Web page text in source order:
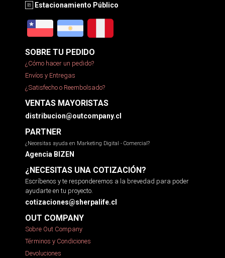
Estacionamiento Público
SOBRE TU PEDIDO
¿Cómo hacer un pedido?
Envíos y Entregas
¿Satisfecho o Reembolsado?
VENTAS MAYORISTAS
distribucion@outcompany.cl
PARTNER
¿Necesitas ayuda en Marketing Digital - Comercial?
Agencia BIZEN
¿NECESITAS UNA COTIZACIÓN?
Escríbenos y te responderemos a la brevedad para poder
ayudarte en tu proyecto.
cotizaciones@sherpalife.cl
OUT COMPANY
Sobre Out Company
Términos y Condiciones
Devoluciones